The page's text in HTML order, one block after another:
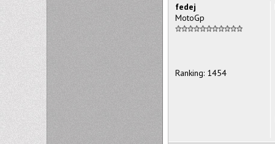
fedej
MotoGp
Ranking: 1454